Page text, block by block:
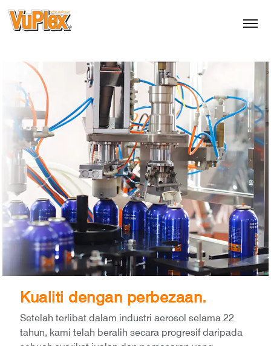
Kualiti dengan perbezaan.
Setelah terlibat dalam industri aerosol selama 22
tahun, kami telah beralih secara progresif daripada